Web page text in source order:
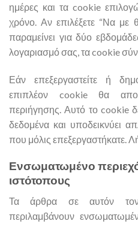
ημέρες και τα cookie
χρόνο. Αν επιλέξετε “Να με
παραμείνει για δύο
λογαριασμό σας, τα cookie
Εάν επεξεργαστείτε ή
επιπλέον cookie θα
περιήγησης. Αυτό το cookie
δεδομένα και υποδεικνύει
που μόλις επεξεργαστήκατε.
Ενσωματωμένο
ιστότοπους
Τα άρθρα σε αυτόν τον
περιλαμβάνουν